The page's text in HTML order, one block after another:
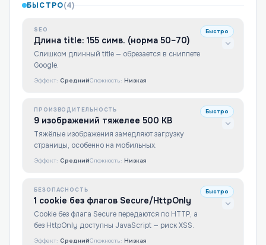
БЫСТРО(4)
SEO
Длина title: 155 симв. (норма 50–70)
Слишком длинный title — обрезается в сниппете
Google.
Быстро
Эффект: СреднийСложность: Низкая
ПРОИЗВОДИТЕЛЬНОСТЬ
9 изображений тяжелее 500 KB
Тяжёлые изображения замедляют загрузку
страницы, особенно на мобильных.
Быстро
Эффект: СреднийСложность: Низкая
БЕЗОПАСНОСТЬ
1 cookie без флагов Secure/HttpOnly
Cookie без флага Secure передаются по HTTP, а
без HttpOnly доступны JavaScript — риск XSS.
Быстро
Эффект: СреднийСложность: Низкая